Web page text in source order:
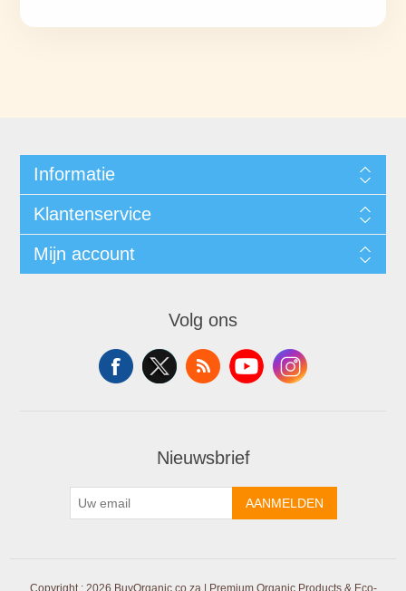
Informatie
Klantenservice
Mijn account
Volg ons
Nieuwsbrief
AANMELDEN
Copyright ; 2026 BuyOrganic.co.za | Premium Organic Products & Eco-